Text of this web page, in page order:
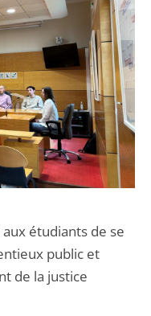
étudiants de se
public et
de la justice